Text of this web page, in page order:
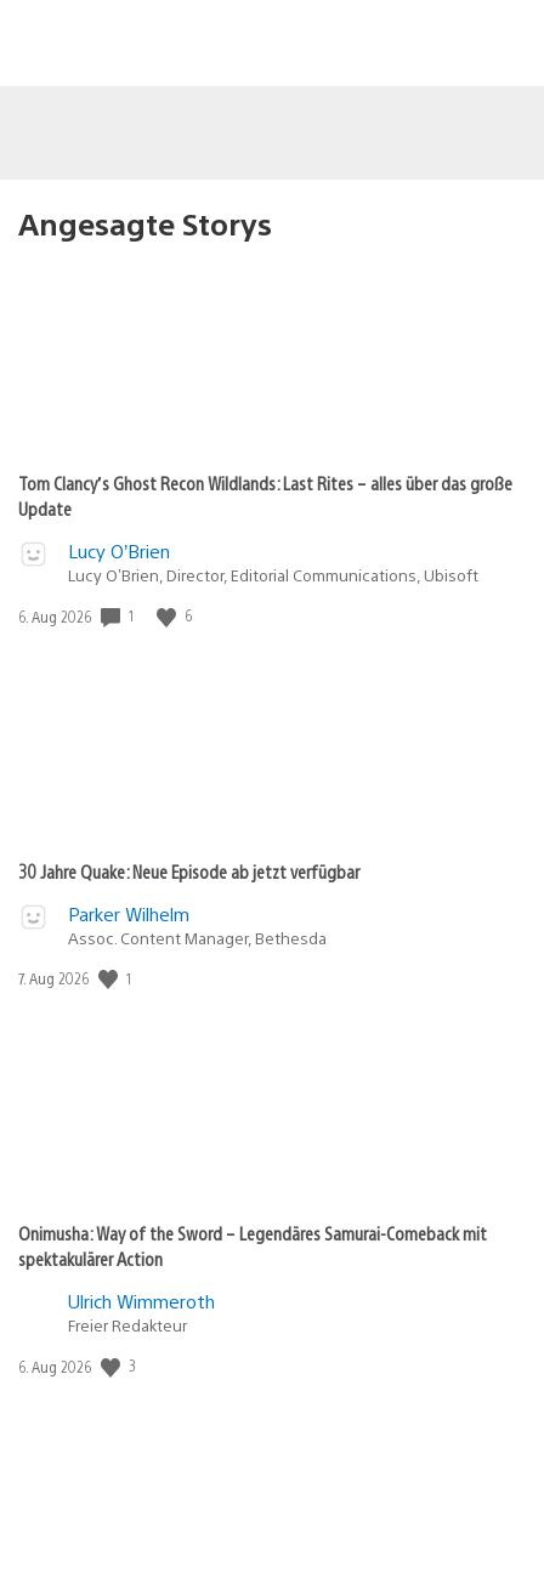
Angesagte Storys
Tom Clancy’s Ghost Recon Wildlands: Last Rites – alles über das große
Update
Lucy O’Brien
Lucy O’Brien, Director, Editorial Communications, Ubisoft
Veröffentlichungsdatum:
6. Aug 2026 1 6
30 Jahre Quake: Neue Episode ab jetzt verfügbar
Parker Wilhelm
Assoc. Content Manager, Bethesda
Veröffentlichungsdatum:
7. Aug 2026 1
Onimusha: Way of the Sword – Legendäres Samurai-Comeback mit
spektakulärer Action
Ulrich Wimmeroth
Freier Redakteur
Veröffentlichungsdatum:
6. Aug 2026 3